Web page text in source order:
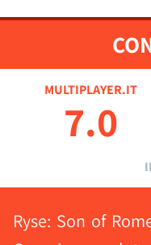
MULTIPLAYER.IT
7.0
Ryse: Son of